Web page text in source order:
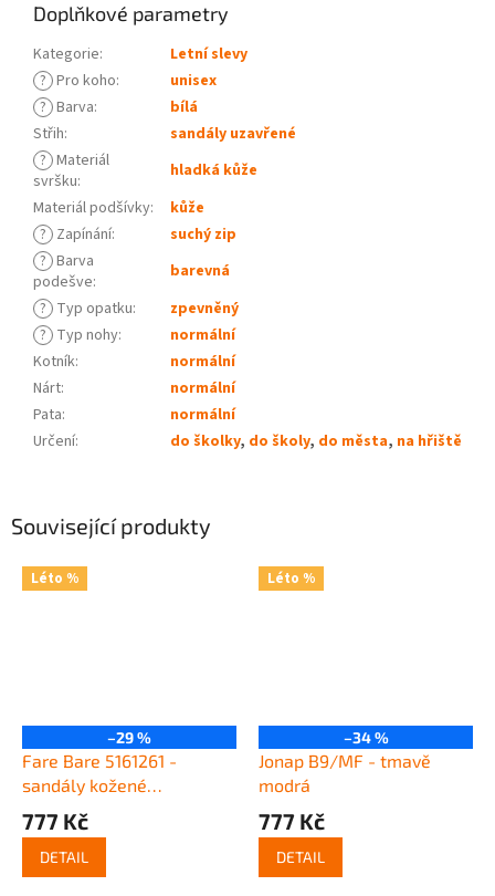
Související produkty
Léto %
–29 %
Fare Bare 5161261 -
sandály kožené
šedomodré
777 Kč
DETAIL
Léto %
–34 %
Jonap B9/MF - tmavě
modrá
777 Kč
DETAIL
Doplňkové parametry
Kategorie:
Letní slevy
? Pro koho:
unisex
? Barva:
bílá
Střih:
sandály uzavřené
? Materiál
svršku:
hladká kůže
Materiál podšívky:
kůže
? Zapínání:
suchý zip
? Barva
podešve:
barevná
? Typ opatku:
zpevněný
? Typ nohy:
normální
Kotník:
normální
Nárt:
normální
Pata:
normální
Určení: do školky, do školy, do města, na hřiště